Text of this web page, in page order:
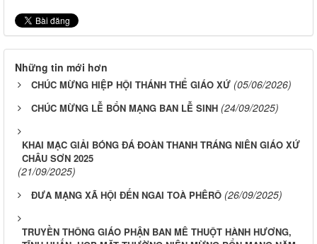
Những tin mới hơn
CHÚC MỪNG HIỆP HỘI THÁNH THỂ GIÁO XỨ (05/06/2026)
CHÚC MỪNG LỄ BỔN MẠNG BAN LỄ SINH (24/09/2025)
KHAI MẠC GIẢI BÓNG ĐÁ ĐOÀN THANH TRÁNG NIÊN GIÁO XỨ
CHÂU SƠN 2025
(21/09/2025)
ĐƯA MẠNG XÃ HỘI ĐẾN NGAI TOÀ PHÊRÔ (26/09/2025)
TRUYỀN THÔNG GIÁO PHẬN BAN MÊ THUỘT HÀNH HƯƠNG,